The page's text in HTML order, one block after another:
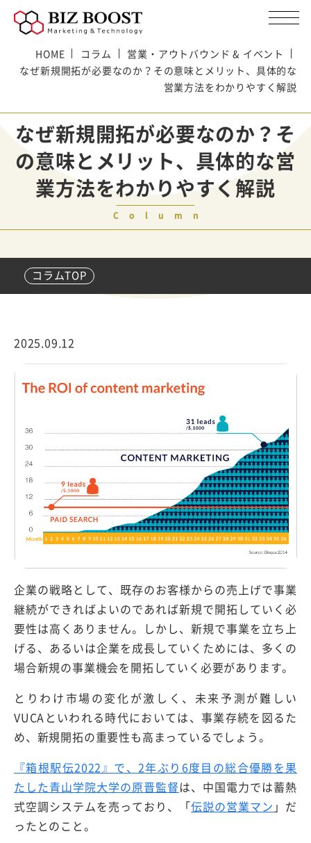
HOME コラム
営業・アウトバウンド & イベント
なぜ新規開拓が必要なのか？その意味とメリット、具体的な
営業方法をわかりやすく解説
なぜ新規開拓が必要なのか？そ
の意味とメリット、具体的な営
業方法をわかりやすく解説
Column
コラムTOP
2025.09.12
企業の戦略として、既存のお客様からの売上げで事業
継続ができればよいのであれば新規で開拓していく必
要性は高くありません。しかし、新規で事業を立ち上
げる、あるいは企業を成長していくためには、多くの
場合新規の事業機会を開拓していく必要があります。
とりわけ市場の変化が激しく、未来予測が難しい
VUCAといわれる時代においては、事業存続を図るた
め、新規開拓の重要性も高まっているでしょう。
『箱根駅伝2022』で、2年ぶり6度目の総合優勝を果
たした青山学院大学の原晋監督は、中国電力では蓄熱
式空調システムを売っており、「伝説の営業マン 」だ
ったとのこと。